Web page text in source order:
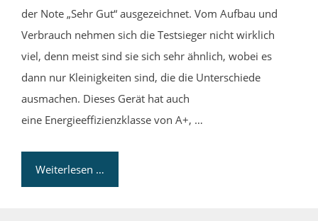
der Note „Sehr Gut“ ausgezeichnet. Vom Aufbau und
Verbrauch nehmen sich die Testsieger nicht wirklich
viel, denn meist sind sie sich sehr ähnlich, wobei es
dann nur Kleinigkeiten sind, die die Unterschiede
ausmachen. Dieses Gerät hat auch
eine Energieeffizienzklasse von A+, …
Weiterlesen …